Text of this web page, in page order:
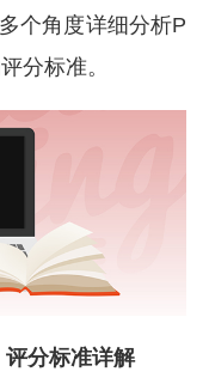
个角度详细分析P
分标准。
分标准详解